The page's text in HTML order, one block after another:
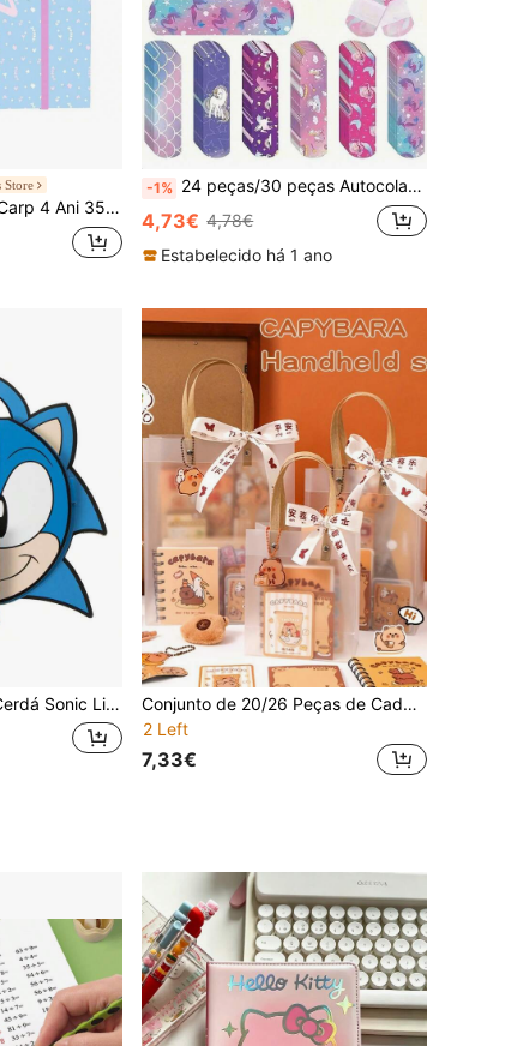
Store
cm Entrega 24/48h para Espanha (Península) - BlackFit8 - Pastas Infantis - Regresso às Aulas
-1% 24 peças/30 peças Autocolantes Respiráveis Estilo Menina de Desenho Animado Fofo, 6 Estilos PE Autoadesivos, Notas Adesivas Desportivas para Exterior - Halloween e Regresso às Aulas
4,73€ 4,78€
Estabelecido há 1 ano
de Atividades de Colorir para Rapazes e Raparigas - Conjunto Criativo com 4 Lápis de Cor e Autocolantes, Pasta com Pega, Regresso às Aulas
Conjunto de 20/26 Peças de Cadernos com Tema de Arara-Jacinto Fofo - Perfeito para Estudantes e Amantes de Animais | Adoráveis Artigos de Escritório para a Volta às Aulas
2 Left
7,33€